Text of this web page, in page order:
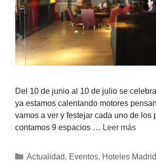
Del 10 de junio al 10 de julio se
ya estamos calentando motores
vamos a ver y festejar cada uno de los
contamos 9 espacios … Leer más
Actualidad, Eventos, Hoteles Madrid